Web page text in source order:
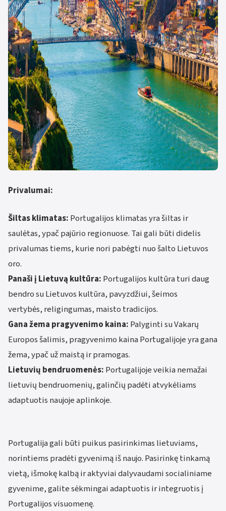
Privalumai:
Šiltas klimatas: Portugalijos klimatas yra šiltas ir
saulėtas, ypač pajūrio regionuose. Tai gali būti didelis
privalumas tiems, kurie nori pabėgti nuo šalto Lietuvos
oro.
Panaši į Lietuvą kultūra: Portugalijos kultūra turi daug
bendro su Lietuvos kultūra, pavyzdžiui, šeimos
vertybės, religingumas, maisto tradicijos.
Gana žema pragyvenimo kaina: Palyginti su Vakarų
Europos šalimis, pragyvenimo kaina Portugalijoje yra gana
žema, ypač už maistą ir pramogas.
Lietuvių bendruomenės: Portugalijoje veikia nemažai
lietuvių bendruomenių, galinčių padėti atvykėliams
adaptuotis naujoje aplinkoje.
Portugalija gali būti puikus pasirinkimas lietuviams,
norintiems pradėti gyvenimą iš naujo. Pasirinkę tinkamą
vietą, išmokę kalbą ir aktyviai dalyvaudami socialiniame
gyvenime, galite sėkmingai adaptuotis ir integruotis į
Portugalijos visuomenę.